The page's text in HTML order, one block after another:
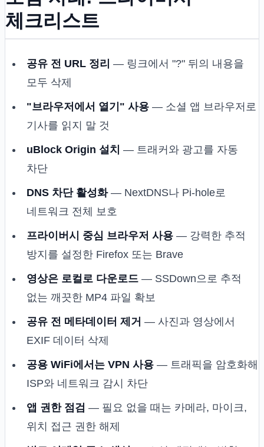
체크리스트
공유 전 URL 정리 — 링크에서 "?" 뒤의 내용을
모두 삭제
"브라우저에서 열기" 사용 — 소셜 앱 브라우저로
기사를 읽지 말 것
uBlock Origin 설치 — 트래커와 광고를 자동
차단
DNS 차단 활성화— NextDNS나 Pi-hole로
네트워크 전체 보호
프라이버시 중심 브라우저 사용 — 강력한 추적
방지를 설정한 Firefox 또는 Brave
영상은 로컬로 다운로드 — SSDown으로 추적
없는 깨끗한 MP4 파일 확보
공유 전 메타데이터 제거 — 사진과 영상에서
EXIF 데이터 삭제
공용 WiFi에서는 VPN 사용 — 트래픽을 암호화해
ISP와 네트워크 감시 차단
앱 권한 점검 — 필요 없을 때는 카메라, 마이크,
위치 접근 권한 해제